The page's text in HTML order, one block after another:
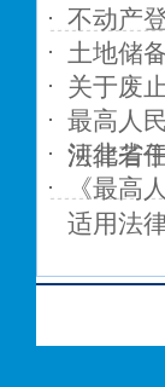
不动产
土地储
关于废
最高人
法律若
河北省
《最高
适用法